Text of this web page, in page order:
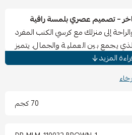
– تصميم عصري بلمسة راقية
إلى منزلك مع كرسي الكنب المفرد
يجمع بين العملية والجمال. يتميز
ناعم ولون كلاسيكي هادئ يضفي
مساند الذراعين العملية تمنحك
اليومي، بينما تضيف الأرجل
وثباتًا قويًا. تصميم مثالي لغرف
المزيد
70 كجم